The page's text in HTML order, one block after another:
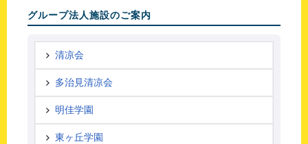
グループ法人施設のご案内
清凉会
多治見清凉会
明佳学園
東ヶ丘学園